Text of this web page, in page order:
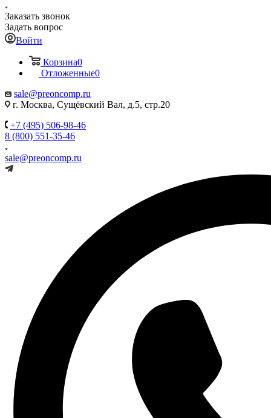
Заказать звонок
Задать вопрос
Войти
Корзина0
Отложенные0
sale@preoncomp.ru
г. Москва, Сущёвский Вал, д.5, стр.20
+7 (495) 506-98-46
8 (800) 551-35-46
sale@preoncomp.ru